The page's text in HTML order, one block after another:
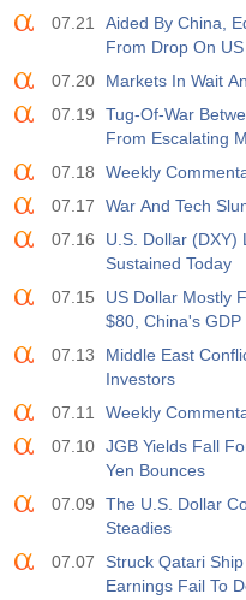
07.21
Aided By China,
From Drop On
07.20
Markets In Wait
07.19
Tug-Of-War
From Escalating
07.18
Weekly
07.17
War And Tech
07.16
U.S. Dollar (DXY)
Sustained Today
07.15
US Dollar Mostly
$80, China's
07.13
Middle East
Investors
07.11
Weekly
07.10 JGB Yields Fall
Yen Bounces
07.09
The U.S. Dollar
Steadies
07.07
Struck Qatari
Earnings Fail To